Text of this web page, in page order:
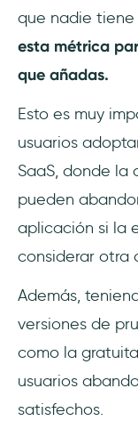
que nadie tiene
esta métrica
que añadas.
Esto es muy
usuarios
SaaS, donde la
pueden
aplicación si la
considerar otra
Además,
versiones de
como la
usuarios
satisfechos.